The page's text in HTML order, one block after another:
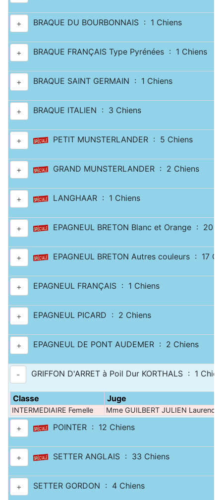
+ BRAQUE DU BOURBONNAIS : 1 Chiens
+ BRAQUE FRANÇAIS Type Pyrénées : 1 Chiens
+ BRAQUE SAINT GERMAIN : 1 Chiens
+ BRAQUE ITALIEN : 3 Chiens
+ PETIT MUNSTERLANDER : 5 Chiens
+ GRAND MUNSTERLANDER : 2 Chiens
+ LANGHAAR : 1 Chiens
+ EPAGNEUL BRETON Blanc et Orange : 20
+ EPAGNEUL BRETON Autres couleurs : 17
+ EPAGNEUL FRANÇAIS : 1 Chiens
+ EPAGNEUL PICARD : 2 Chiens
+ EPAGNEUL DE PONT AUDEMER : 2 Chiens
- GRIFFON D'ARRET à Poil Dur KORTHALS : 1
Classe Juge
INTERMEDIAIRE Femelle Mme GUILBERT JULIEN Laurence
+ POINTER : 12 Chiens
+ SETTER ANGLAIS : 33 Chiens
+ SETTER GORDON : 4 Chiens